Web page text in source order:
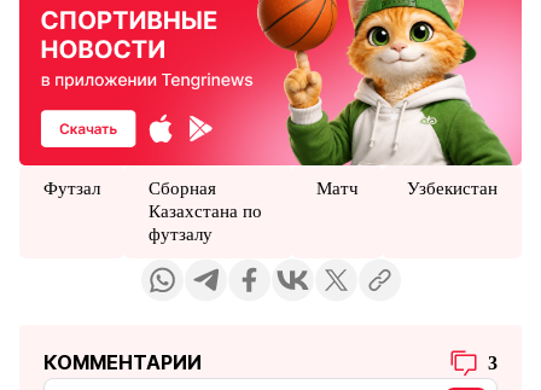
Футзал
Сборная
Казахстана по
футзалу
Матч Узбекистан
КОММЕНТАРИИ 3